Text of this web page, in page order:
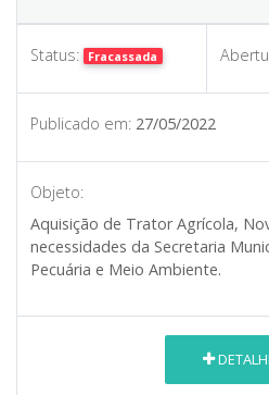
Status: Fracassada
Publicado em: 27/05/2022
Objeto:
Aquisição de Trator Agrícola,
necessidades da Secretaria
Pecuária e Meio Ambiente.